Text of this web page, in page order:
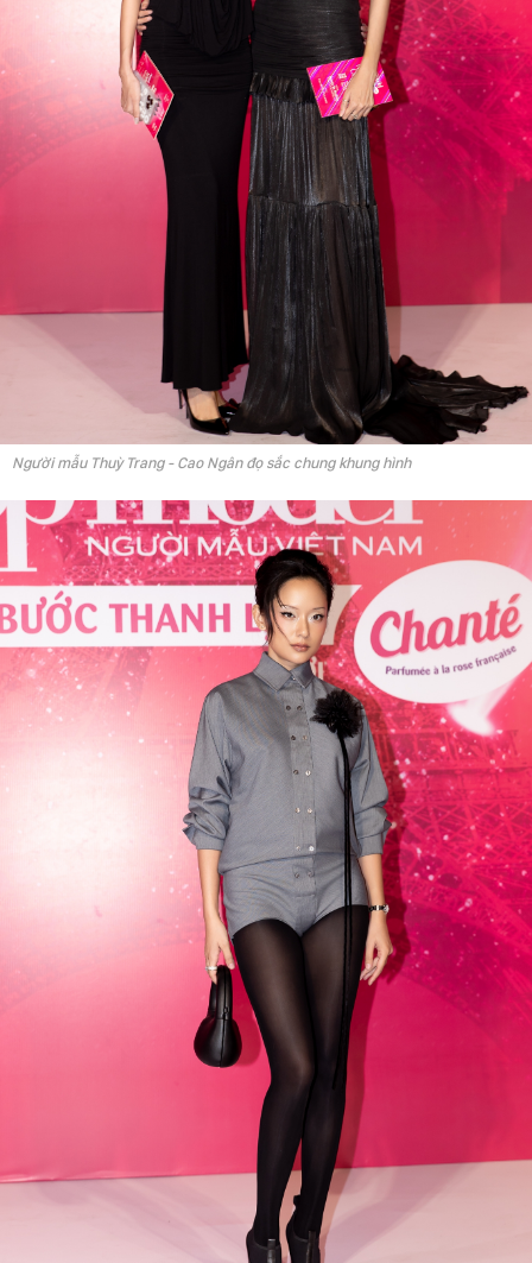
Người mẫu Thuỳ Trang - Cao Ngân đọ sắc chung khung hình